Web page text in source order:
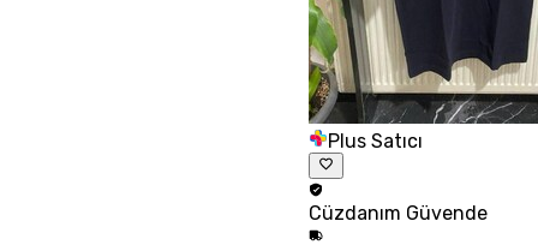
Plus Satıcı
Cüzdanım Güvende